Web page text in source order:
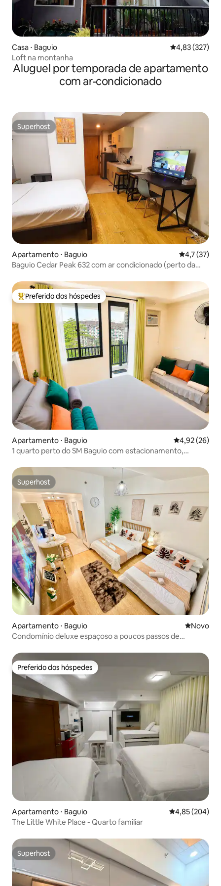
Casa ⋅ Baguio 4,83 de uma
4,83 (327)
Loft na montanha
Aluguel por temporada de apartamento
com ar-condicionado
Superhost
Superhost
Apartamento ⋅ Baguio 4,7 de uma
4,7 (37)
Baguio Cedar Peak 632 com ar condicionado (perto da
Entre os melhores preferidos dos hóspedes
Preferido dos hóspedes
Apartamento ⋅ Baguio 4,92 de uma
4,92 (26)
1 quarto perto do SM Baguio com estacionamento,
Superhost
Superhost
Apartamento ⋅ Baguio Novo
Novo
Condomínio deluxe espaçoso a poucos passos de
Preferido dos hóspedes
Preferido dos hóspedes
Apartamento ⋅ Baguio 4,85 de uma
4,85 (204)
The Little White Place - Quarto familiar
Superhost
Superhost